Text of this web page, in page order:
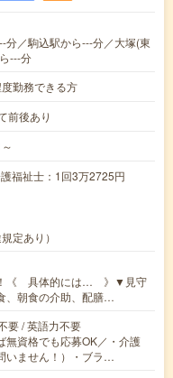
分／駒込駅から---分／大塚(東
---分
勤務できる方
前後あり
福祉士：1回3万2725円
定あり）
！《 具体的には… 》▼見守
、朝食の介助、配膳…
要 / 英語力不要
無資格でも応募OK／・介護
いません！）・ブラ…